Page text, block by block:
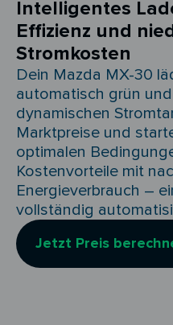
Intelligentes
Effizienz und
Stromkosten
Dein Mazda MX-30
automatisch grün
dynamischen
Marktpreise und
optimalen
Kostenvorteile mit
Energieverbrauch –
vollständig
Jetzt Preis